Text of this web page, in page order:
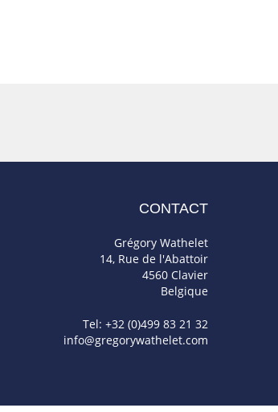
CONTACT
Grégory Wathelet
14, Rue de l'Abattoir
4560 Clavier
Belgique
Tel: +32 (0)499 83 21 32
info@gregorywathelet.com